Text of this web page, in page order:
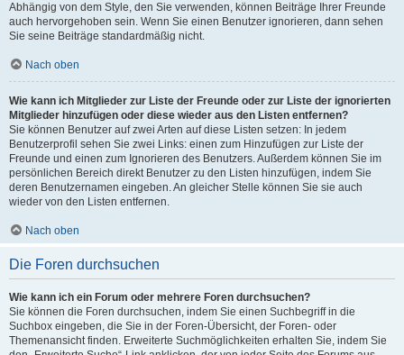
Abhängig von dem Style, den Sie verwenden, können Beiträge Ihrer Freunde
auch hervorgehoben sein. Wenn Sie einen Benutzer ignorieren, dann sehen
Sie seine Beiträge standardmäßig nicht.
Nach oben
Wie kann ich Mitglieder zur Liste der Freunde oder zur Liste der ignorierten
Mitglieder hinzufügen oder diese wieder aus den Listen entfernen?
Sie können Benutzer auf zwei Arten auf diese Listen setzen: In jedem
Benutzerprofil sehen Sie zwei Links: einen zum Hinzufügen zur Liste der
Freunde und einen zum Ignorieren des Benutzers. Außerdem können Sie im
persönlichen Bereich direkt Benutzer zu den Listen hinzufügen, indem Sie
deren Benutzernamen eingeben. An gleicher Stelle können Sie sie auch
wieder von den Listen entfernen.
Nach oben
Die Foren durchsuchen
Wie kann ich ein Forum oder mehrere Foren durchsuchen?
Sie können die Foren durchsuchen, indem Sie einen Suchbegriff in die
Suchbox eingeben, die Sie in der Foren-Übersicht, der Foren- oder
Themenansicht finden. Erweiterte Suchmöglichkeiten erhalten Sie, indem Sie